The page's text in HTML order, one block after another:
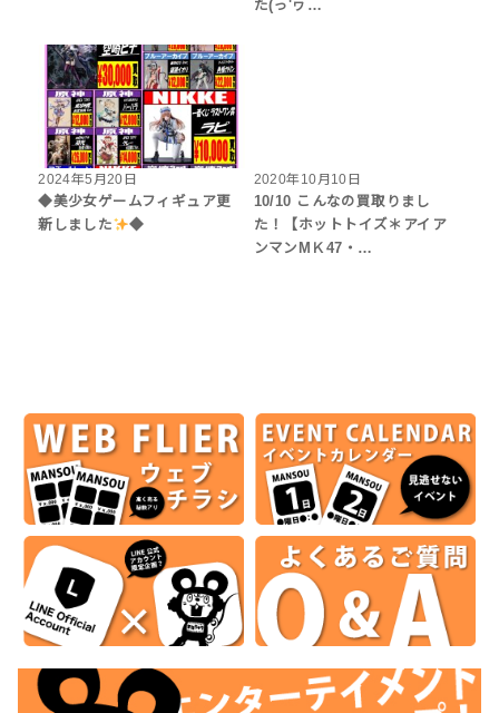
た(っ'ヮ…
2024年5月20日
◆美少女ゲームフィギュア更
新しました
◆
2020年10月10日
10/10 こんなの買取りまし
た！【ホットトイズ＊アイア
ンマンMＫ47・…